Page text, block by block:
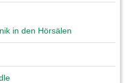
in den Hörsälen